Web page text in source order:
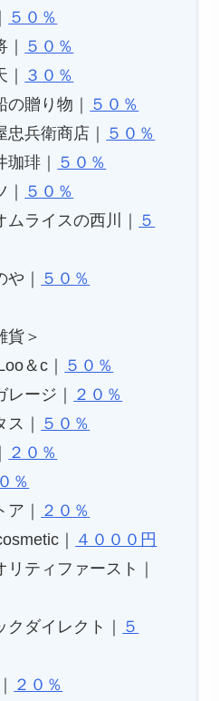
５０％
５０％
３０％
の贈り物｜ ５０％
忠兵衛商店｜ ５０％
珈琲｜ ５０％
５０％
ムライスの西川｜ ５
｜ ５０％
貨＞
＆c｜ ５０％
レージ｜ ２０％
｜ ５０％
２０％
％
｜ ２０％
｜
４０００円
リティファースト｜
クダイレクト｜ ５
２０％